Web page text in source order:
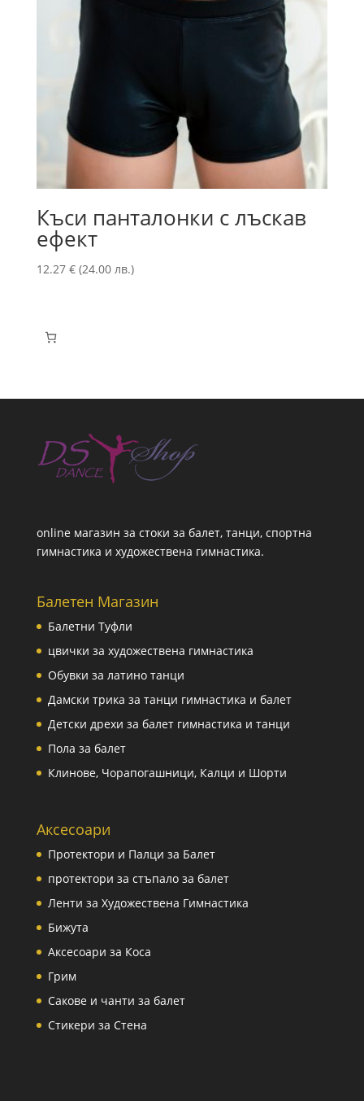
Къси панталонки с лъскав
ефект
12.27 € (24.00 лв.)
online магазин за стоки за балет, танци, спортна
гимнастика и художествена гимнастика.
Балетен Магазин
Балетни Туфли
цвички за художествена гимнастика
Обувки за латино танци
Дамски трика за танци гимнастика и балет
Детски дрехи за балет гимнастика и танци
Пола за балет
Клинове, Чорапогашници, Калци и Шорти
Аксесоари
Протектори и Палци за Балет
протектори за стъпало за балет
Ленти за Художествена Гимнастика
Бижута
Аксесоари за Коса
Грим
Сакове и чанти за балет
Стикери за Стена